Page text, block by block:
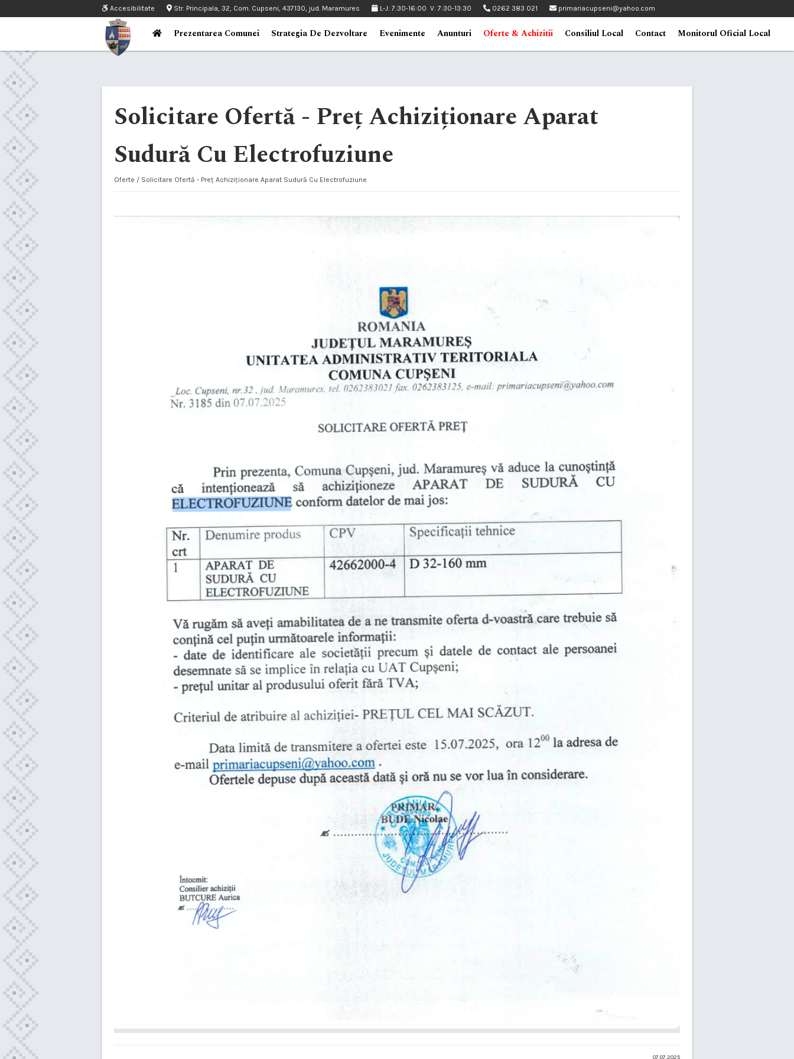
Accesibilitate Str. Principala, 32, Com. Cupseni, 437130, jud. Maramures L-J: 7:30-16:00 V: 7:30-13:30 0262 383 021 primariacupseni@yahoo.com
Prezentarea Comunei Strategia De Dezvoltare Evenimente Anunturi Oferte & Achizitii Consiliul Local Contact Monitorul Oficial Local
Solicitare Ofertă - Preț Achiziționare Aparat
Sudură Cu Electrofuziune
Oferte / Solicitare Ofertă - Preț Achiziționare Aparat Sudură Cu Electrofuziune
07.07.2025